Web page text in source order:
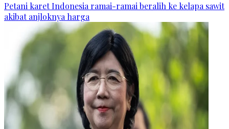
Petani karet Indonesia ramai-ramai beralih ke kelapa sawit
akibat anjloknya harga